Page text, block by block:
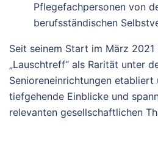
Pflegefachpersonen von
berufsständischen
Seit seinem Start im März
„Lauschtreff“ als Rarität unter
Senioreneinrichtungen
tiefgehende Einblicke und
relevanten gesellschaftlichen